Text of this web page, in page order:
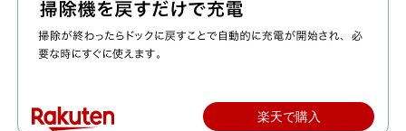
楽天で購入